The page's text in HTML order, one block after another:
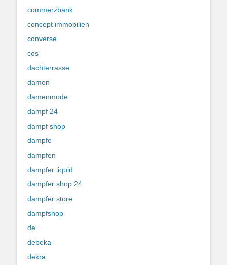
commerzbank
concept immobilien
converse
cos
dachterrasse
damen
damenmode
dampf 24
dampf shop
dampfe
dampfen
dampfer liquid
dampfer shop 24
dampfer store
dampfshop
de
debeka
dekra